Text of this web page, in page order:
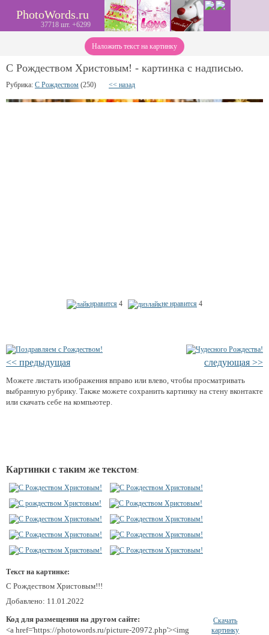
PhotoWords.ru
37718 шт. +6299
Наложить текст на картинку
С Рождеством Христовым! - картинка с надписью.
Рубрика: С Рождеством (250) << назад
нравится 4 не нравится 4
<< предыдущая следующая >>
Можете листать изображения вправо или влево, чтобы просматривать
выбранную рубрику. Также можете сохранить картинку на стену вконтакте
или скачать себе на компьютер.
Картинки с таким же текстом:
Текст на картинке:
С Рождеством Христовым!!!
Добавлено: 11.01.2022
Код для размещения на другом сайте:
<a href='https://photowords.ru/picture-20972.php'><img
Скачать
картинку